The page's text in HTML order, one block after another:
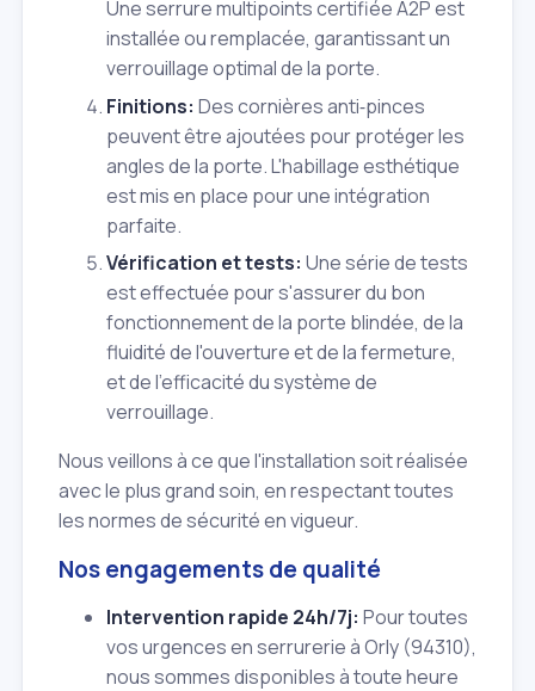
Une serrure multipoints certifiée A2P est
installée ou remplacée, garantissant un
verrouillage optimal de la porte.
Finitions: Des cornières anti‑pinces
peuvent être ajoutées pour protéger les
angles de la porte. L'habillage esthétique
est mis en place pour une intégration
parfaite.
Vérification et tests: Une série de tests
est effectuée pour s'assurer du bon
fonctionnement de la porte blindée, de la
fluidité de l'ouverture et de la fermeture,
et de l'efficacité du système de
verrouillage.
Nous veillons à ce que l'installation soit réalisée
avec le plus grand soin, en respectant toutes
les normes de sécurité en vigueur.
Nos engagements de qualité
Intervention rapide 24h/7j: Pour toutes
vos urgences en serrurerie à Orly (94310),
nous sommes disponibles à toute heure